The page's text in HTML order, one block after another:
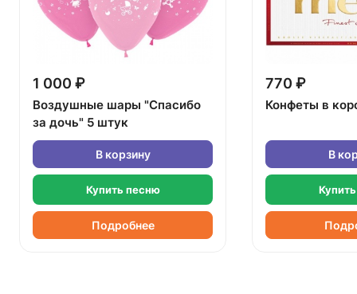
1 000 ₽
Воздушные шары "Спасибо
за дочь" 5 штук
В корзину
Купить песню
Подробнее
770 ₽
Конфеты в
В